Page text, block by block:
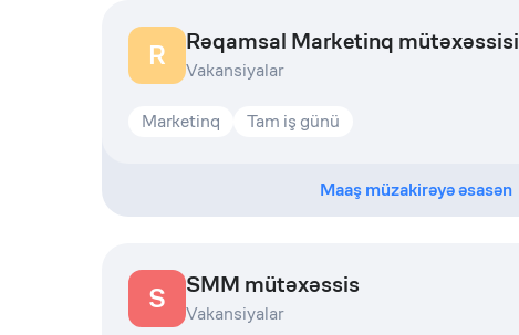
R Rəqamsal Marketinq mütəxəssisi
Vakansiyalar
Marketinq Tam iş günü
Maaş müzakirəyə əsasən
S SMM mütəxəssis
Vakansiyalar